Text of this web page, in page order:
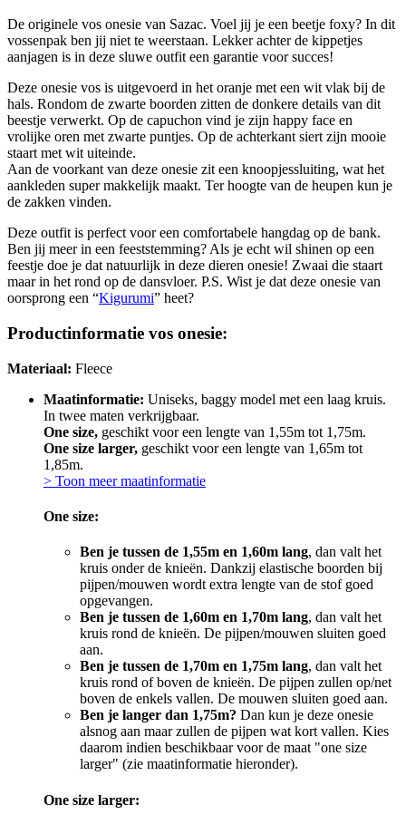
De originele vos onesie van Sazac. Voel jij je een beetje foxy? In dit
vossenpak ben jij niet te weerstaan. Lekker achter de kippetjes
aanjagen is in deze sluwe outfit een garantie voor succes!
Deze onesie vos is uitgevoerd in het oranje met een wit vlak bij de
hals. Rondom de zwarte boorden zitten de donkere details van dit
beestje verwerkt. Op de capuchon vind je zijn happy face en
vrolijke oren met zwarte puntjes. Op de achterkant siert zijn mooie
staart met wit uiteinde.
Aan de voorkant van deze onesie zit een knoopjessluiting, wat het
aankleden super makkelijk maakt. Ter hoogte van de heupen kun je
de zakken vinden.
Deze outfit is perfect voor een comfortabele hangdag op de bank.
Ben jij meer in een feeststemming? Als je echt wil shinen op een
feestje doe je dat natuurlijk in deze dieren onesie! Zwaai die staart
maar in het rond op de dansvloer. P.S. Wist je dat deze onesie van
oorsprong een “Kigurumi” heet?
Productinformatie vos onesie:
Materiaal: Fleece
Maatinformatie: Uniseks, baggy model met een laag kruis.
In twee maten verkrijgbaar.
One size, geschikt voor een lengte van 1,55m tot 1,75m.
One size larger, geschikt voor een lengte van 1,65m tot
1,85m.
> Toon meer maatinformatie
One size:
Ben je tussen de 1,55m en 1,60m lang, dan valt het
kruis onder de knieën. Dankzij elastische boorden bij
pijpen/mouwen wordt extra lengte van de stof goed
opgevangen.
Ben je tussen de 1,60m en 1,70m lang, dan valt het
kruis rond de knieën. De pijpen/mouwen sluiten goed
aan.
Ben je tussen de 1,70m en 1,75m lang, dan valt het
kruis rond of boven de knieën. De pijpen zullen op/net
boven de enkels vallen. De mouwen sluiten goed aan.
Ben je langer dan 1,75m? Dan kun je deze onesie
alsnog aan maar zullen de pijpen wat kort vallen. Kies
daarom indien beschikbaar voor de maat "one size
larger" (zie maatinformatie hieronder).
One size larger: